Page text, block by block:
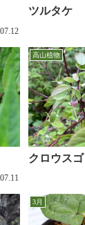
ツルタケ
高山植物
クロウスゴ
3月